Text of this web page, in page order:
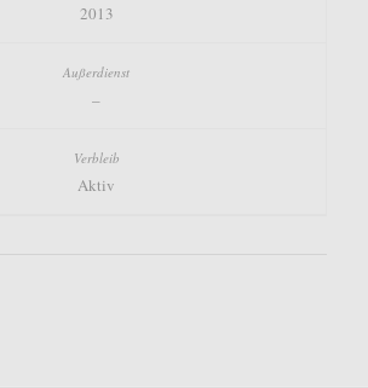
2013
–
Aktiv